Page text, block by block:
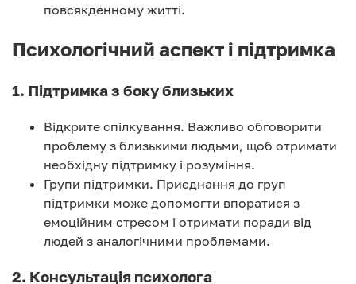
повсякденному житті.
Психологічний аспект і підтримка
1. Підтримка з боку близьких
Відкрите спілкування. Важливо обговорити
проблему з близькими людьми, щоб отримати
необхідну підтримку і розуміння.
Групи підтримки. Приєднання до груп
підтримки може допомогти впоратися з
емоційним стресом і отримати поради від
людей з аналогічними проблемами.
2. Консультація психолога